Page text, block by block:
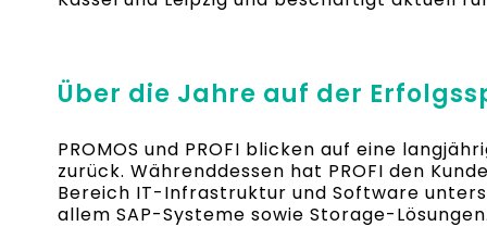
Über die Jahre auf der
PROMOS und PROFI blicken auf eine
zurück. Währenddessen hat PROFI den
Bereich IT-Infrastruktur und Software
allem SAP-Systeme sowie Storage-